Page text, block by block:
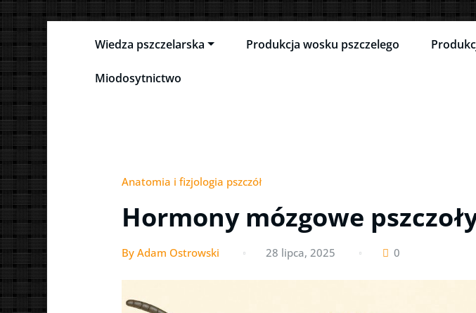
Pszczeli Puls
Pulsujące życie pasieki
Wiedza pszczelarska Produkcja wosku pszczelego
Miodosytnictwo
Anatomia i fizjologia pszczół
Hormony mózgowe
By Adam Ostrowski 28 lipca, 2025 0